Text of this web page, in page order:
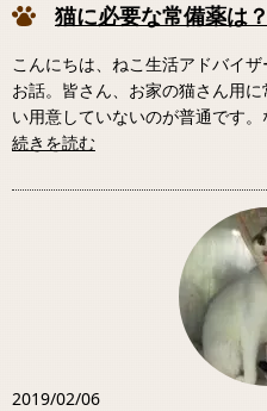
猫に必要な常備薬は？
こんにちは、ねこ生活アドバイ
お話。皆さん、お家の猫さん用
い用意していないのが普通です
続きを読む
2019/02/06